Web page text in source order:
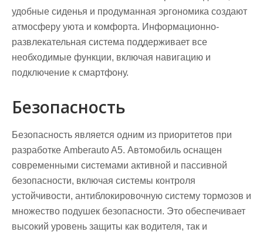
удобные сиденья и продуманная эргономика создают
атмосферу уюта и комфорта. Информационно-
развлекательная система поддерживает все
необходимые функции, включая навигацию и
подключение к смартфону.
Безопасность
Безопасность является одним из приоритетов при
разработке Amberauto A5. Автомобиль оснащен
современными системами активной и пассивной
безопасности, включая системы контроля
устойчивости, антиблокировочную систему тормозов и
множество подушек безопасности. Это обеспечивает
высокий уровень защиты как водителя, так и